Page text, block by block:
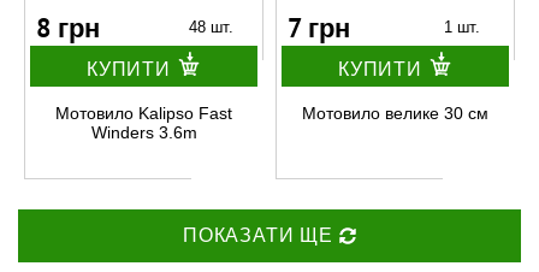
8 грн 48 шт.
КУПИТИ
Мотовило Kalipso Fast
Winders 3.6m
7 грн 1 шт.
КУПИТИ
Мотовило велике 30 см
ПОКАЗАТИ ЩЕ